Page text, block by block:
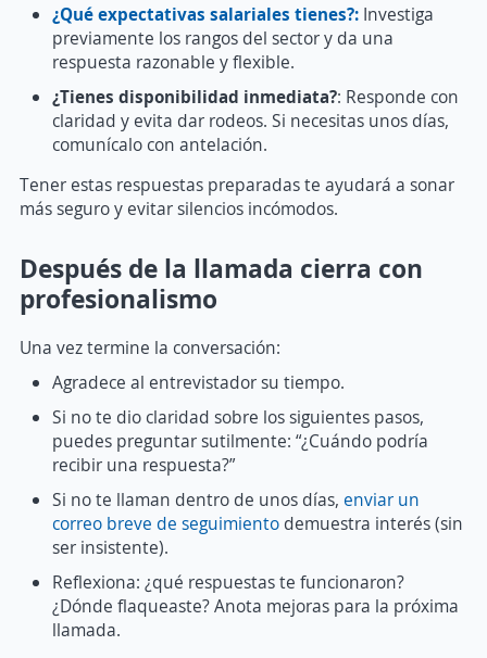
¿Qué expectativas salariales tienes?: Investiga
previamente los rangos del sector y da una
respuesta razonable y flexible.
¿Tienes disponibilidad inmediata?: Responde con
claridad y evita dar rodeos. Si necesitas unos días,
comunícalo con antelación.
Tener estas respuestas preparadas te ayudará a sonar
más seguro y evitar silencios incómodos.
Después de la llamada cierra con
profesionalismo
Una vez termine la conversación:
Agradece al entrevistador su tiempo.
Si no te dio claridad sobre los siguientes pasos,
puedes preguntar sutilmente: “¿Cuándo podría
recibir una respuesta?”
Si no te llaman dentro de unos días, enviar un
correo breve de seguimiento demuestra interés (sin
ser insistente).
Reflexiona: ¿qué respuestas te funcionaron?
¿Dónde flaqueaste? Anota mejoras para la próxima
llamada.